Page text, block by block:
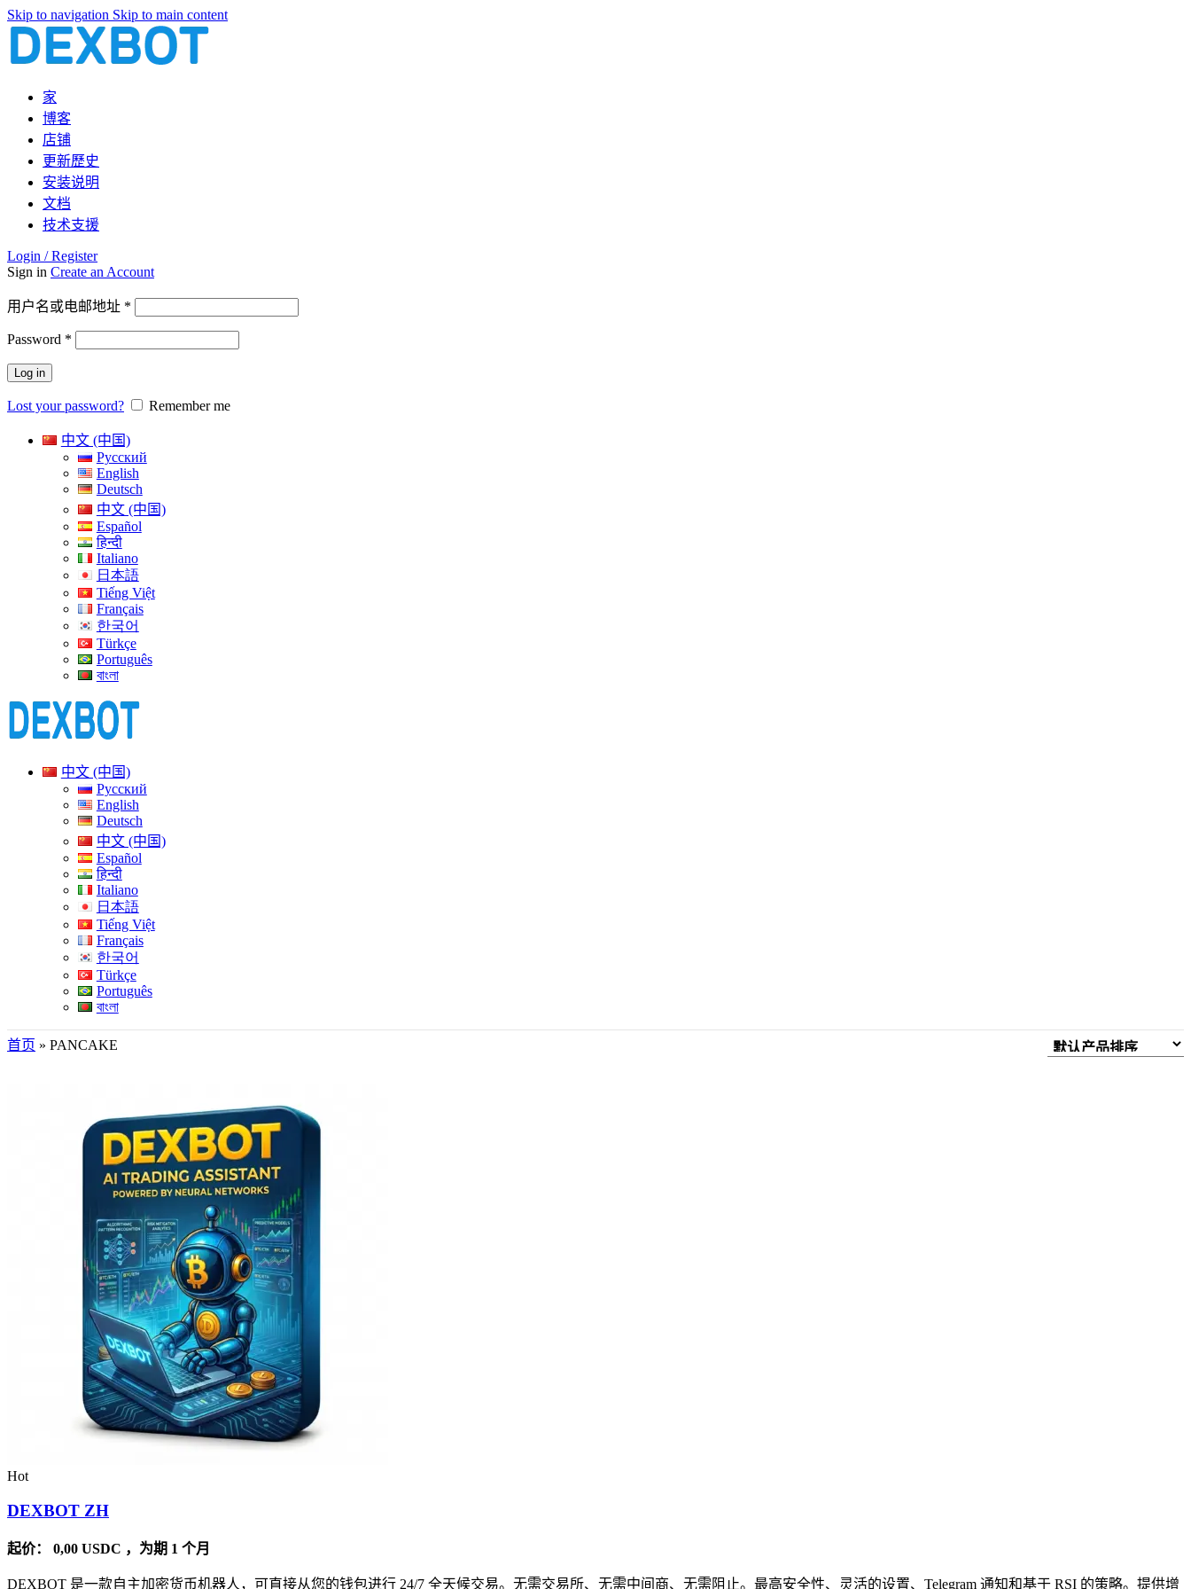
Skip to navigation Skip to main content
家
博客
店铺
更新歷史
安装说明
文档
技术支援
Login / Register
Sign in Create an Account
用户名或电邮地址 *
Password *
Log in
Lost your password? Remember me
中文 (中国)
Русский
English
Deutsch
中文 (中国)
Español
हिन्दी
Italiano
日本語
Tiếng Việt
Français
한국어
Türkçe
Português
বাংলা
中文 (中国)
Русский
English
Deutsch
中文 (中国)
Español
हिन्दी
Italiano
日本語
Tiếng Việt
Français
한국어
Türkçe
Português
বাংলা
首页 » PANCAKE
Hot
DEXBOT ZH
起价： 0,00 USDC ，为期 1 个月
DEXBOT 是一款自主加密货币机器人，可直接从您的钱包进行 24/7 全天候交易。无需交易所、无需中间商、无需阻止。最高安全性、灵活的设置、Telegram 通知和基于 RSI 的策略。提供增